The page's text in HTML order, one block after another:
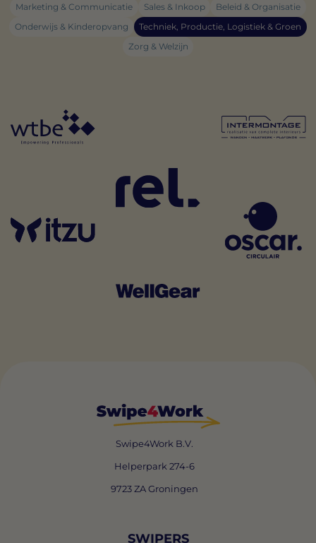
Marketing & Communicatie
Sales & Inkoop
Beleid & Organisatie
Onderwijs & Kinderopvang
Techniek, Productie, Logistiek & Groen
Zorg & Welzijn
Swipe4Work B.V.
Helperpark 274-6
9723 ZA Groningen
SWIPERS